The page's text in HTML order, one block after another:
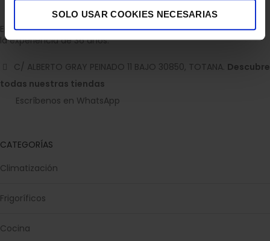
SOLO USAR COOKIES NECESARIAS
Empresa dedicada a la venta de accesorios para el hogar con
la experiencia de 36 años.
C/ ALBERTO GRAY PEINADO 11 BAJO 30850, TOTANA. Descubre
todas nuestras tiendas
Escríbenos en WhatsApp
CATEGORÍAS
Climatización
Frigoríficos
Cocina